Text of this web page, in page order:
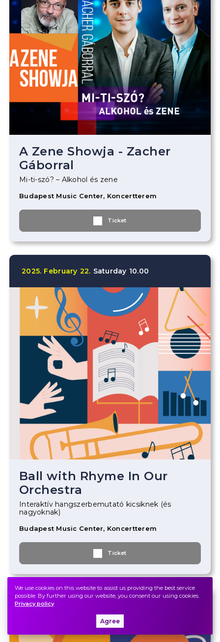
A Zene Showja - Zacher
Gáborral
Mi-ti-szó? – Alkohol és zene
Budapest Music Center, Koncertterem
Ticket
2025. February 22. Saturday 10.00
Ball with Rhyme In Our
Orchestra
Interaktív hangszerbemutató kicsiknek (és
nagyoknak)
Budapest Music Center, Koncertterem
Ticket
2025. February
We use cookies on this website to assist us providing the best service
possible. By further using our website, you consent our using cookies.
Privacy policy
Agree